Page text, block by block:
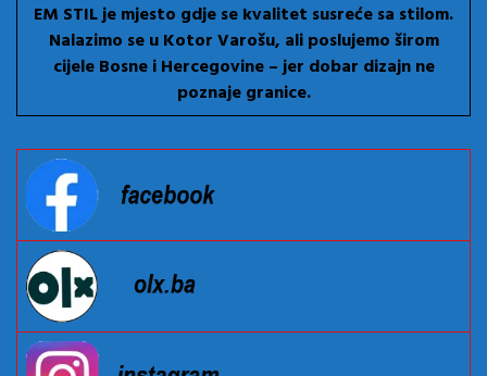
EM STIL je mjesto gdje se kvalitet susreće sa stilom.
Nalazimo se u Kotor Varošu, ali poslujemo širom
cijele Bosne i Hercegovine – jer dobar dizajn ne
poznaje granice.